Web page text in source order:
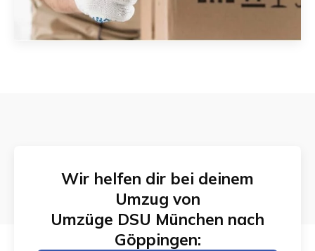
Wir helfen dir bei deinem
Umzug von
Umzüge DSU München nach
Göppingen: